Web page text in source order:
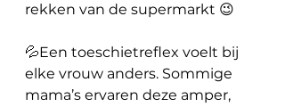
rekken van de supermarkt 😉
💦Een toeschietreflex voelt bij
elke vrouw anders. Sommige
mama’s ervaren deze amper,